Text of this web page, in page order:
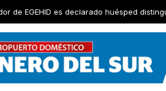
es declarado huésped distinguido por